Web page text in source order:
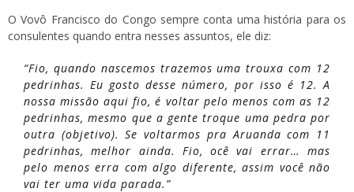
O Vovô Francisco do Congo sempre conta uma história para os
consulentes quando entra nesses assuntos, ele diz:
“Fio, quando nascemos trazemos uma trouxa com 12
pedrinhas. Eu gosto desse número, por isso é 12. A
nossa missão aqui fio, é voltar pelo menos com as 12
pedrinhas, mesmo que a gente troque uma pedra por
outra (objetivo). Se voltarmos pra Aruanda com 11
pedrinhas, melhor ainda. Fio, ocê vai errar… mas
pelo menos erra com algo diferente, assim você não
vai ter uma vida parada.”